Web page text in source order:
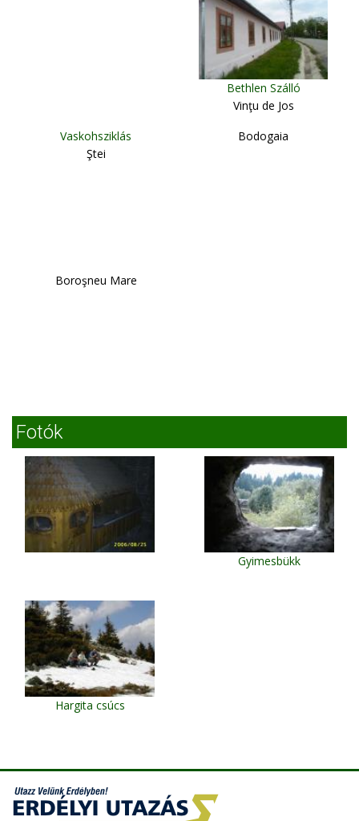
Bethlen Szálló
Vinţu de Jos
Vaskohsziklás
Ştei
Bodogaia
Boroşneu Mare
Fotók
Gyimesbükk
Hargita csúcs